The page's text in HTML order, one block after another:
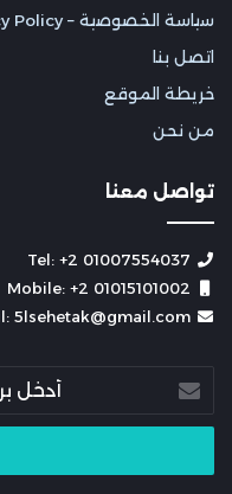
سياسة الخصوصية – Privacy Policy
اتصل بنا
خريطة الموقع
من نحن
تواصل معنا
بريدك
الإلكتروني